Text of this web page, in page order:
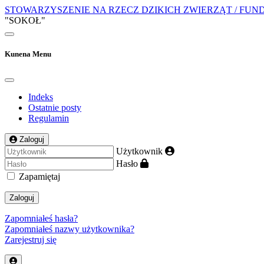
STOWARZYSZENIE NA RZECZ DZIKICH ZWIERZĄT /
"SOKOŁ"
Kunena Menu
Indeks
Ostatnie posty
Regulamin
Zaloguj
Użytkownik
Hasło
Zapamiętaj
Zaloguj
Zapomniałeś hasła?
Zapomniałeś nazwy użytkownika?
Zarejestruj się